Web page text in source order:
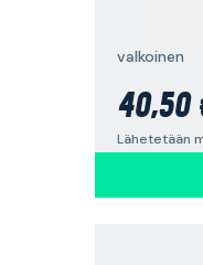
valkoinen
40,50
Lähetetään